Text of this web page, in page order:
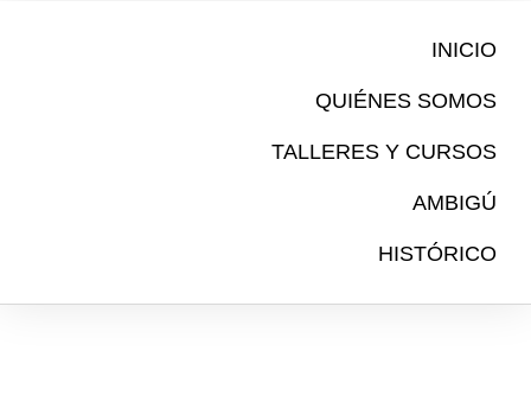
INICIO
QUIÉNES SOMOS
TALLERES Y CURSOS
AMBIGÚ
HISTÓRICO